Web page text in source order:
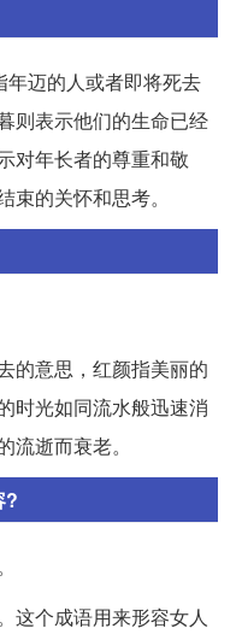
年迈的人或者即将死去
则表示他们的生命已经
对年长者的尊重和敬
的关怀和思考。
的意思，红颜指美丽的
时光如同流水般迅速消
逝而衰老。
?
这个成语用来形容女人